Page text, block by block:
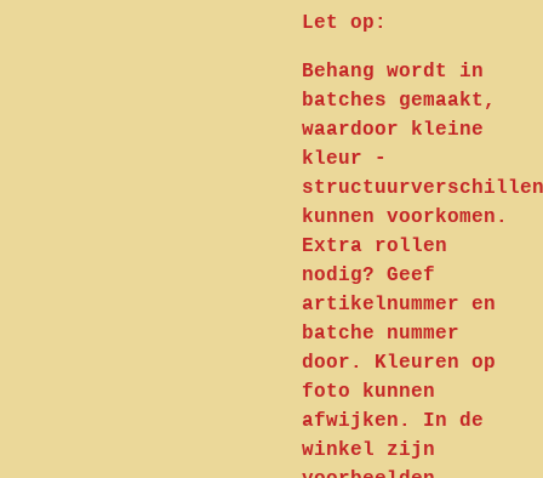
Let op:
Behang wordt in
batches gemaakt,
waardoor kleine
kleur -
structuurverschillen
kunnen voorkomen.
Extra rollen
nodig? Geef
artikelnummer en
batche nummer
door. Kleuren op
foto kunnen
afwijken. In de
winkel zijn